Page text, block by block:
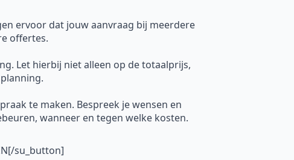
ervoor dat jouw aanvraag bij meerdere
offertes.
Let hierbij niet alleen op de totaalprijs,
te maken. Bespreek je wensen en
wanneer en tegen welke kosten.
su_button]